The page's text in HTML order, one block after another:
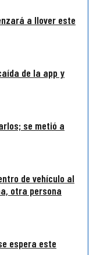
a llover este
de la app y
se metió a
de vehículo al
otra persona
espera este